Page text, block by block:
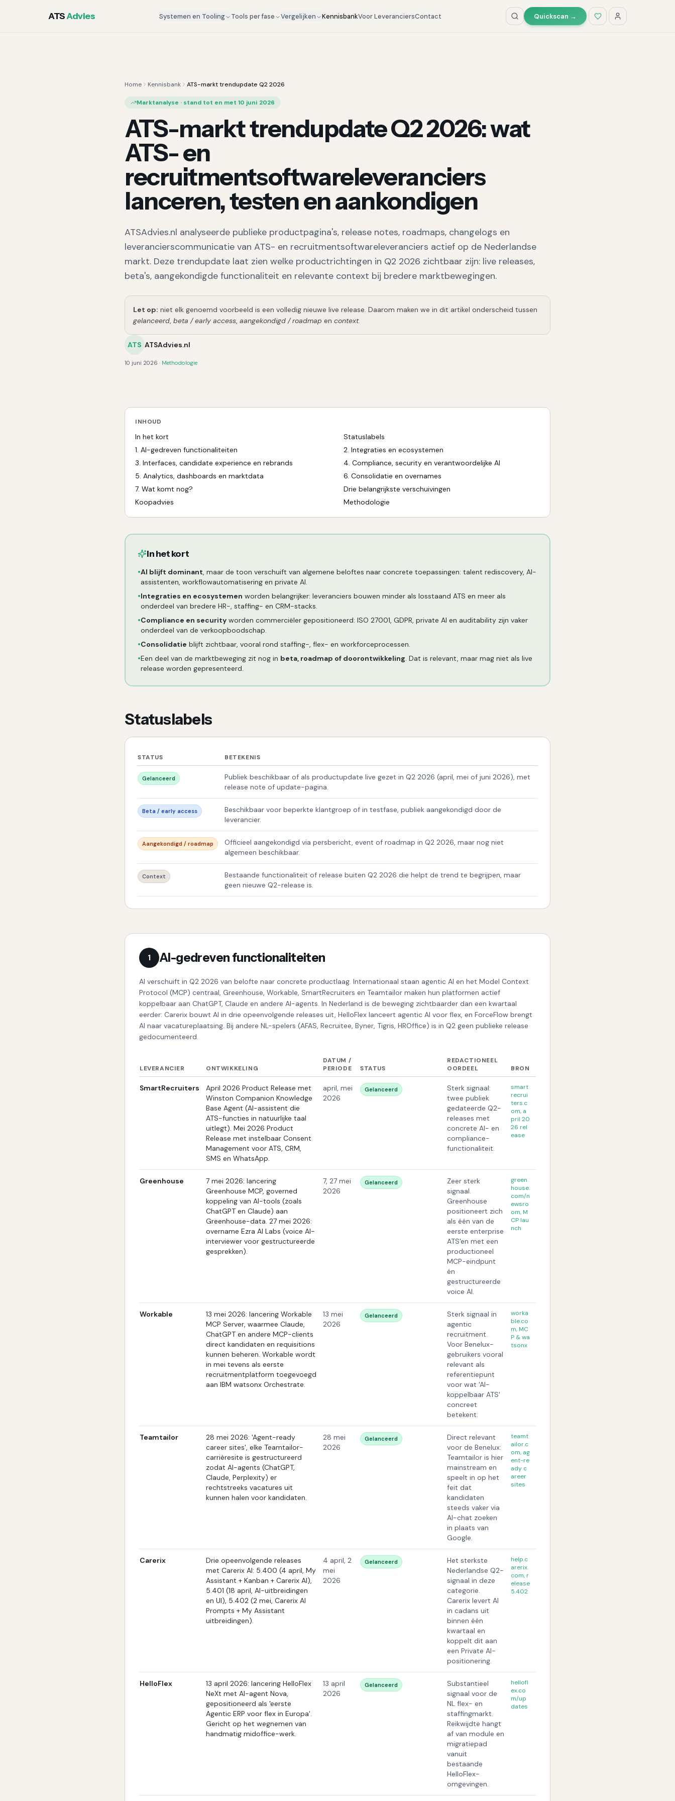
ATSAdvies Systemen en Tooling Tools per fase Vergelijken KennisbankVoor LeveranciersContact Quickscan →
Home Kennisbank ATS-markt trendupdate Q2 2026
Marktanalyse · stand tot en met 10 juni 2026
ATS-markt trendupdate Q2 2026: wat
ATS- en
recruitmentsoftwareleveranciers
lanceren, testen en aankondigen
ATSAdvies.nl analyseerde publieke productpagina's, release notes, roadmaps, changelogs en
leverancierscommunicatie van ATS- en recruitmentsoftwareleveranciers actief op de Nederlandse
markt. Deze trendupdate laat zien welke productrichtingen in Q2 2026 zichtbaar zijn: live releases,
beta's, aangekondigde functionaliteit en relevante context bij bredere marktbewegingen.
Let op: niet elk genoemd voorbeeld is een volledig nieuwe live release. Daarom maken we in dit artikel onderscheid tussen
gelanceerd, beta / early access, aangekondigd / roadmap en context.
ATS ATSAdvies.nl
10 juni 2026 · Methodologie
INHOUD
In het kort
Statuslabels
1. AI-gedreven functionaliteiten 2. Integraties en ecosystemen
3. Interfaces, candidate experience en rebrands 4. Compliance, security en verantwoordelijke AI
5. Analytics, dashboards en marktdata 6. Consolidatie en overnames
7. Wat komt nog?
Drie belangrijkste verschuivingen
Koopadvies
Methodologie
In het kort
•AI blijft dominant, maar de toon verschuift van algemene beloftes naar concrete toepassingen: talent rediscovery, AI-
assistenten, workflowautomatisering en private AI.
•Integraties en ecosystemen worden belangrijker: leveranciers bouwen minder als losstaand ATS en meer als
onderdeel van bredere HR-, staffing- en CRM-stacks.
•Compliance en security worden commerciëler gepositioneerd: ISO 27001, GDPR, private AI en auditability zijn vaker
onderdeel van de verkoopboodschap.
•Consolidatie blijft zichtbaar, vooral rond staffing-, flex- en workforceprocessen.
•Een deel van de marktbeweging zit nog in beta, roadmap of doorontwikkeling. Dat is relevant, maar mag niet als live
release worden gepresenteerd.
Statuslabels
STATUS BETEKENIS
Gelanceerd
Publiek beschikbaar of als productupdate live gezet in Q2 2026 (april, mei of juni 2026), met
release note of update-pagina.
Beta / early access
Beschikbaar voor beperkte klantgroep of in testfase, publiek aangekondigd door de
leverancier.
Aangekondigd / roadmap
Officieel aangekondigd via persbericht, event of roadmap in Q2 2026, maar nog niet
algemeen beschikbaar.
Context
Bestaande functionaliteit of release buiten Q2 2026 die helpt de trend te begrijpen, maar
geen nieuwe Q2-release is.
1 AI-gedreven functionaliteiten
AI verschuift in Q2 2026 van belofte naar concrete productlaag. Internationaal staan agentic AI en het Model Context
Protocol (MCP) centraal, Greenhouse, Workable, SmartRecruiters en Teamtailor maken hun platformen actief
koppelbaar aan ChatGPT, Claude en andere AI-agents. In Nederland is de beweging zichtbaarder dan een kwartaal
eerder: Carerix bouwt AI in drie opeenvolgende releases uit, HelloFlex lanceert agentic AI voor flex, en ForceFlow brengt
AI naar vacatureplaatsing. Bij andere NL-spelers (AFAS, Recruitee, Byner, Tigris, HROffice) is in Q2 geen publieke release
gedocumenteerd.
LEVERANCIER ONTWIKKELING
DATUM /
PERIODE
STATUS
REDACTIONEEL
OORDEEL
BRON
SmartRecruiters
April 2026 Product Release met
Winston Companion Knowledge
Base Agent (AI-assistent die
ATS-functies in natuurlijke taal
uitlegt). Mei 2026 Product
Release met instelbaar Consent
Management voor ATS, CRM,
SMS en WhatsApp.
april, mei
2026
Gelanceerd
Sterk signaal:
twee publiek
gedateerde Q2-
releases met
concrete AI- en
compliance-
functionaliteit.
smart
recrui
ters.c
om, a
pril 20
26 rel
ease
Greenhouse
7 mei 2026: lancering
Greenhouse MCP, governed
koppeling van AI-tools (zoals
ChatGPT en Claude) aan
Greenhouse-data. 27 mei 2026:
overname Ezra AI Labs (voice AI-
interviewer voor gestructureerde
gesprekken).
7, 27 mei
2026
Gelanceerd
Zeer sterk
signaal.
Greenhouse
positioneert zich
als één van de
eerste enterprise
ATS'en met een
productioneel
MCP-eindpunt
én
gestructureerde
voice AI.
green
house.
com/n
ewsro
om, M
CP lau
nch
Workable
13 mei 2026: lancering Workable
MCP Server, waarmee Claude,
ChatGPT en andere MCP-clients
direct kandidaten en requisitions
kunnen beheren. Workable wordt
in mei tevens als eerste
recruitmentplatform toegevoegd
aan IBM watsonx Orchestrate.
13 mei
2026
Gelanceerd
Sterk signaal in
agentic
recruitment.
Voor Benelux-
gebruikers vooral
relevant als
referentiepunt
voor wat 'AI-
koppelbaar ATS'
concreet
betekent.
worka
ble.co
m, MC
P & wa
tsonx
Teamtailor
28 mei 2026: 'Agent-ready
career sites', elke Teamtailor-
carrièresite is gestructureerd
zodat AI-agents (ChatGPT,
Claude, Perplexity) er
rechtstreeks vacatures uit
kunnen halen voor kandidaten.
28 mei
2026
Gelanceerd
Direct relevant
voor de Benelux:
Teamtailor is hier
mainstream en
speelt in op het
feit dat
kandidaten
steeds vaker via
AI-chat zoeken
in plaats van
Google.
teamt
ailor.c
om, ag
ent-re
ady c
areer
sites
Carerix
Drie opeenvolgende releases
met Carerix AI: 5.400 (4 april, My
Assistant + Kanban + Carerix AI),
5.401 (18 april, AI-uitbreidingen
en UI), 5.402 (2 mei, Carerix AI
Prompts + My Assistant
uitbreidingen).
4 april, 2
mei
2026
Gelanceerd
Het sterkste
Nederlandse Q2-
signaal in deze
categorie.
Carerix levert AI
in cadans uit
binnen één
kwartaal en
koppelt dit aan
een Private AI-
positionering.
help.c
arerix.
com, r
elease
5.402
HelloFlex
13 april 2026: lancering HelloFlex
NeXt met AI-agent Nova,
gepositioneerd als 'eerste
Agentic ERP voor flex in Europa'.
Gericht op het wegnemen van
handmatig midoffice-werk.
13 april
2026
Gelanceerd
Substantieel
signaal voor de
NL flex- en
staffingmarkt.
Reikwijdte hangt
af van module en
migratiepad
vanuit
bestaande
HelloFlex-
omgevingen.
hellofl
ex.co
m/up
dates